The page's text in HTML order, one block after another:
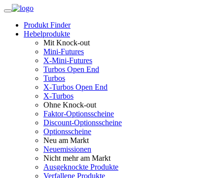
Produkt Finder
Hebelprodukte
Mit Knock-out
Mini-Futures
X-Mini-Futures
Turbos Open End
Turbos
X-Turbos Open End
X-Turbos
Ohne Knock-out
Faktor‑Optionsscheine
Discount-Optionsscheine
Optionsscheine
Neu am Markt
Neuemissionen
Nicht mehr am Markt
Ausgeknockte Produkte
Verfallene Produkte